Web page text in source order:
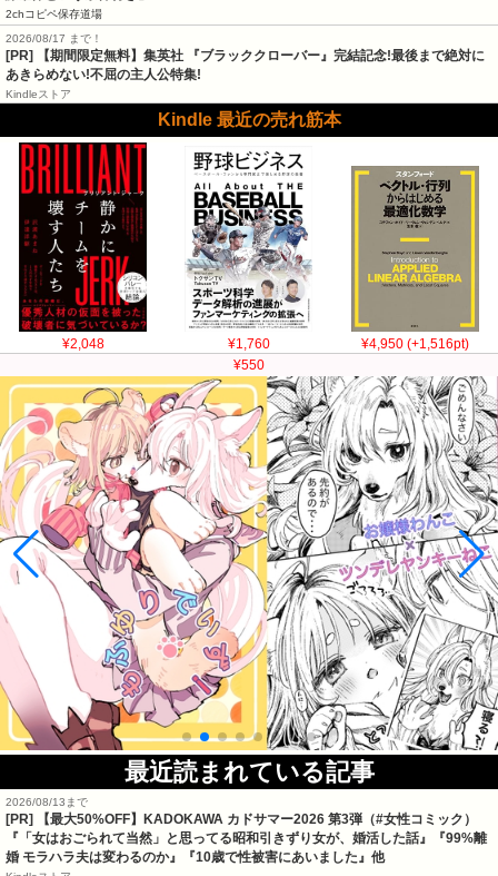
2chコピペ保存道場
2026/08/17 まで！
[PR] 【期間限定無料】集英社 『ブラッククローバー』完結記念!最後まで絶対に
あきらめない!不屈の主人公特集!
Kindleストア
Kindle 最近の売れ筋本
¥2,048 ¥1,760
¥4,950 (+1,516pt)
¥550
最近読まれている記事
2026/08/13まで
[PR]
【最大50%OFF】KADOKAWA カドサマー2026 第3弾（#女性コミック）
『「女はおごられて当然」と思ってる昭和引きずり女が、婚活した話』『99%離
婚 モラハラ夫は変わるのか』『10歳で性被害にあいました』他